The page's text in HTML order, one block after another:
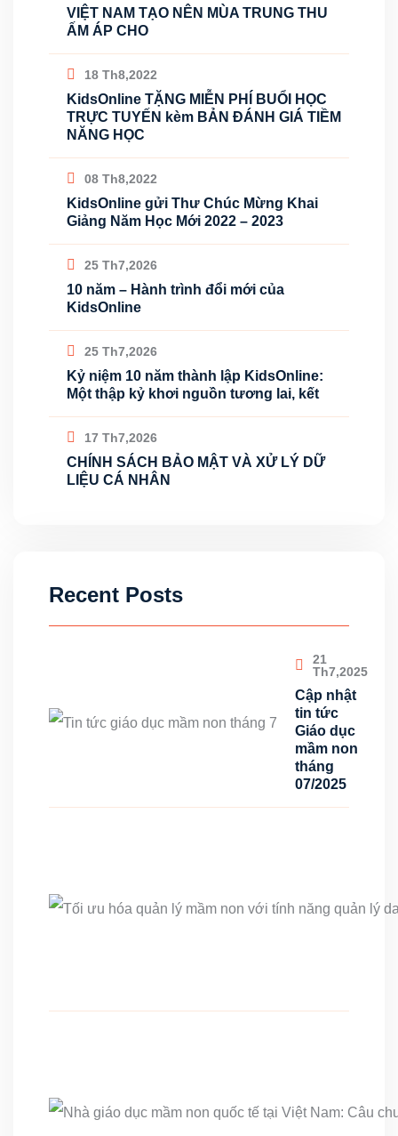
VIỆT NAM TẠO NÊN MÙA TRUNG THU
ẤM ÁP CHO
18 Th8,2022
KidsOnline TẶNG MIỄN PHÍ BUỔI HỌC
TRỰC TUYẾN kèm BẢN ĐÁNH GIÁ TIỀM
NĂNG HỌC
08 Th8,2022
KidsOnline gửi Thư Chúc Mừng Khai
Giảng Năm Học Mới 2022 – 2023
25 Th7,2026
10 năm – Hành trình đổi mới của
KidsOnline
25 Th7,2026
Kỷ niệm 10 năm thành lập KidsOnline:
Một thập kỷ khơi nguồn tương lai, kết
17 Th7,2026
CHÍNH SÁCH BẢO MẬT VÀ XỬ LÝ DỮ
LIỆU CÁ NHÂN
Recent Posts
21
Th7,2025
Cập nhật
tin tức
Giáo dục
mầm non
tháng
07/2025